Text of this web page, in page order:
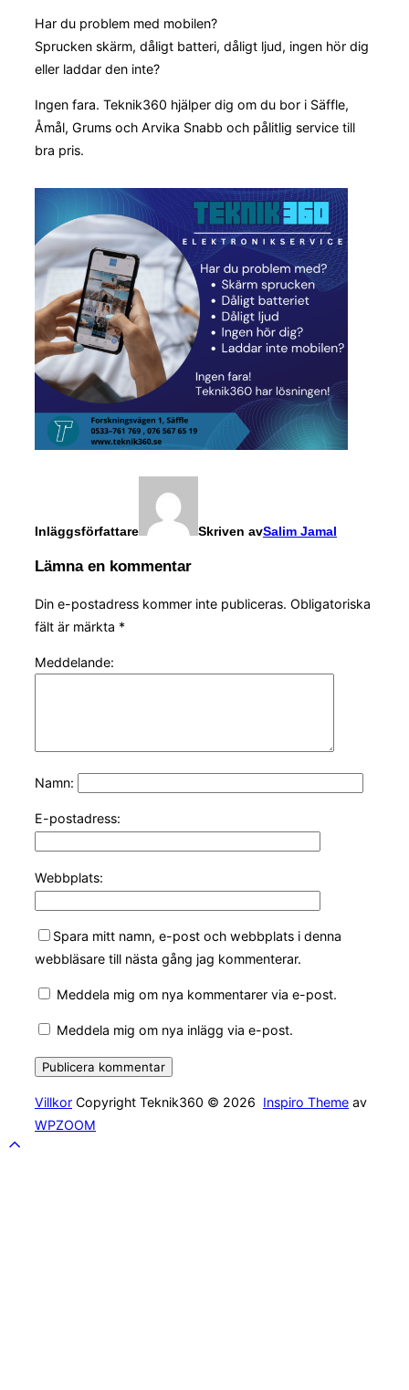
Har du problem med mobilen?
Sprucken skärm, dåligt batteri, dåligt ljud, ingen hör dig
eller laddar den inte?
Ingen fara. Teknik360 hjälper dig om du bor i Säffle,
Åmål, Grums och Arvika Snabb och pålitlig service till
bra pris.
Inläggsförfattare Skriven avSalim Jamal
Lämna en kommentar
Din e-postadress kommer inte publiceras. Obligatoriska
fält är märkta *
Meddelande:
Namn:
E-postadress:
Webbplats:
Spara mitt namn, e-post och webbplats i denna
webbläsare till nästa gång jag kommenterar.
Meddela mig om nya kommentarer via e-post.
Meddela mig om nya inlägg via e-post.
Villkor Copyright Teknik360 © 2026 Inspiro Theme av
WPZOOM